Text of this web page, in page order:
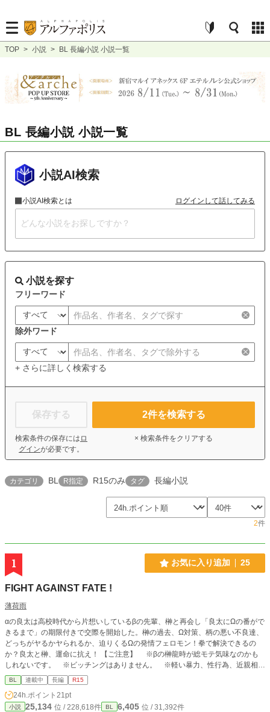
TOP > 小説 > BL 長編小説 小説一覧
BL 長編小説 小説一覧
小説AI検索
小説AI検索とは ログインして話してみる
小説を探す
フリーワード
除外ワード
+ さらに詳しく検索する
保存する
検索条件の保存には ロ
グインが必要です。
2件を検索する
× 検索条件をクリアする
カテゴリ BL R指定 R15のみ タグ 長編小説
2件
1 お気に入り追加 25
FIGHT AGAINST FATE !
薄荷雨
αの良太は高校時代から片想いしているβの先輩、榊と再会し「良太にΩの番がで
きるまで」の期限付きで交際を開始した。榊の過去、Ω対策、柄の悪い不良達、
どっちがヤるかヤられるか、迫りくるΩの発情フェロモン！拳で解決できるの
か？良太と榊、運命に抗え！ 【ご注意】 ※βの榊龍時が総モテ気味なのかも
しれないです。 ※ビッチングはありません。 ※軽い暴力、性行為、近親相姦
BL 連載中 長編 R15
24h.ポイント 21pt
小説 25,134 位 / 228,618件 BL 6,405 位 / 31,392件